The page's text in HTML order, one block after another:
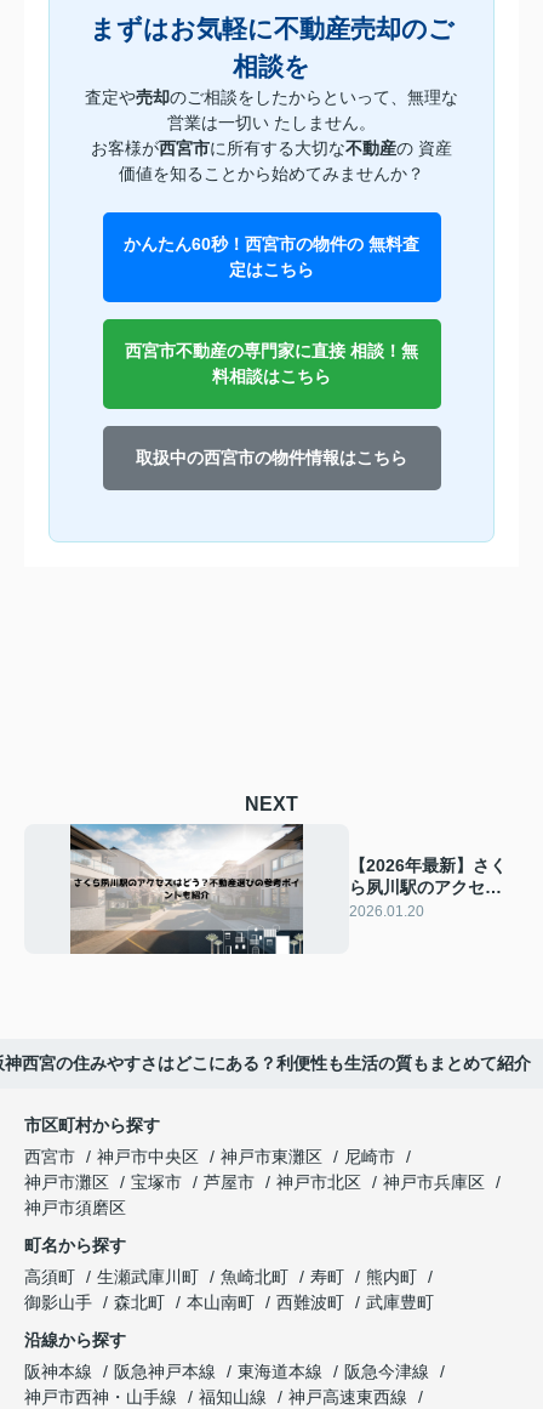
まずはお気軽に不動産売却のご
相談を
査定や売却のご相談をしたからといって、無理な
営業は一切い たしません。
お客様が西宮市に所有する大切な不動産の 資産
価値を知ることから始めてみませんか？
かんたん60秒！西宮市の物件の 無料査
定はこちら
西宮市不動産の専門家に直接 相談！無
料相談はこちら
取扱中の西宮市の物件情報はこちら
NEXT
【2026年最新】さく
ら夙川駅のアクセス
はどう？不動産選び
2026.01.20
西宮の住みやすさはどこにある？利便性も生活の質もまとめて紹介
市区町村から探す
西宮市
神戸市中央区 神戸市東灘区
尼崎市
神戸市灘区
宝塚市 芦屋市 神戸市北区
神戸市兵庫区
神戸市須磨区
町名から探す
高須町
生瀬武庫川町 魚崎北町 寿町
熊内町
御影山手
森北町 本山南町 西難波町
武庫豊町
沿線から探す
阪神本線
阪急神戸本線 東海道本線
阪急今津線
神戸市西神・山手線
福知山線
神戸高速東西線